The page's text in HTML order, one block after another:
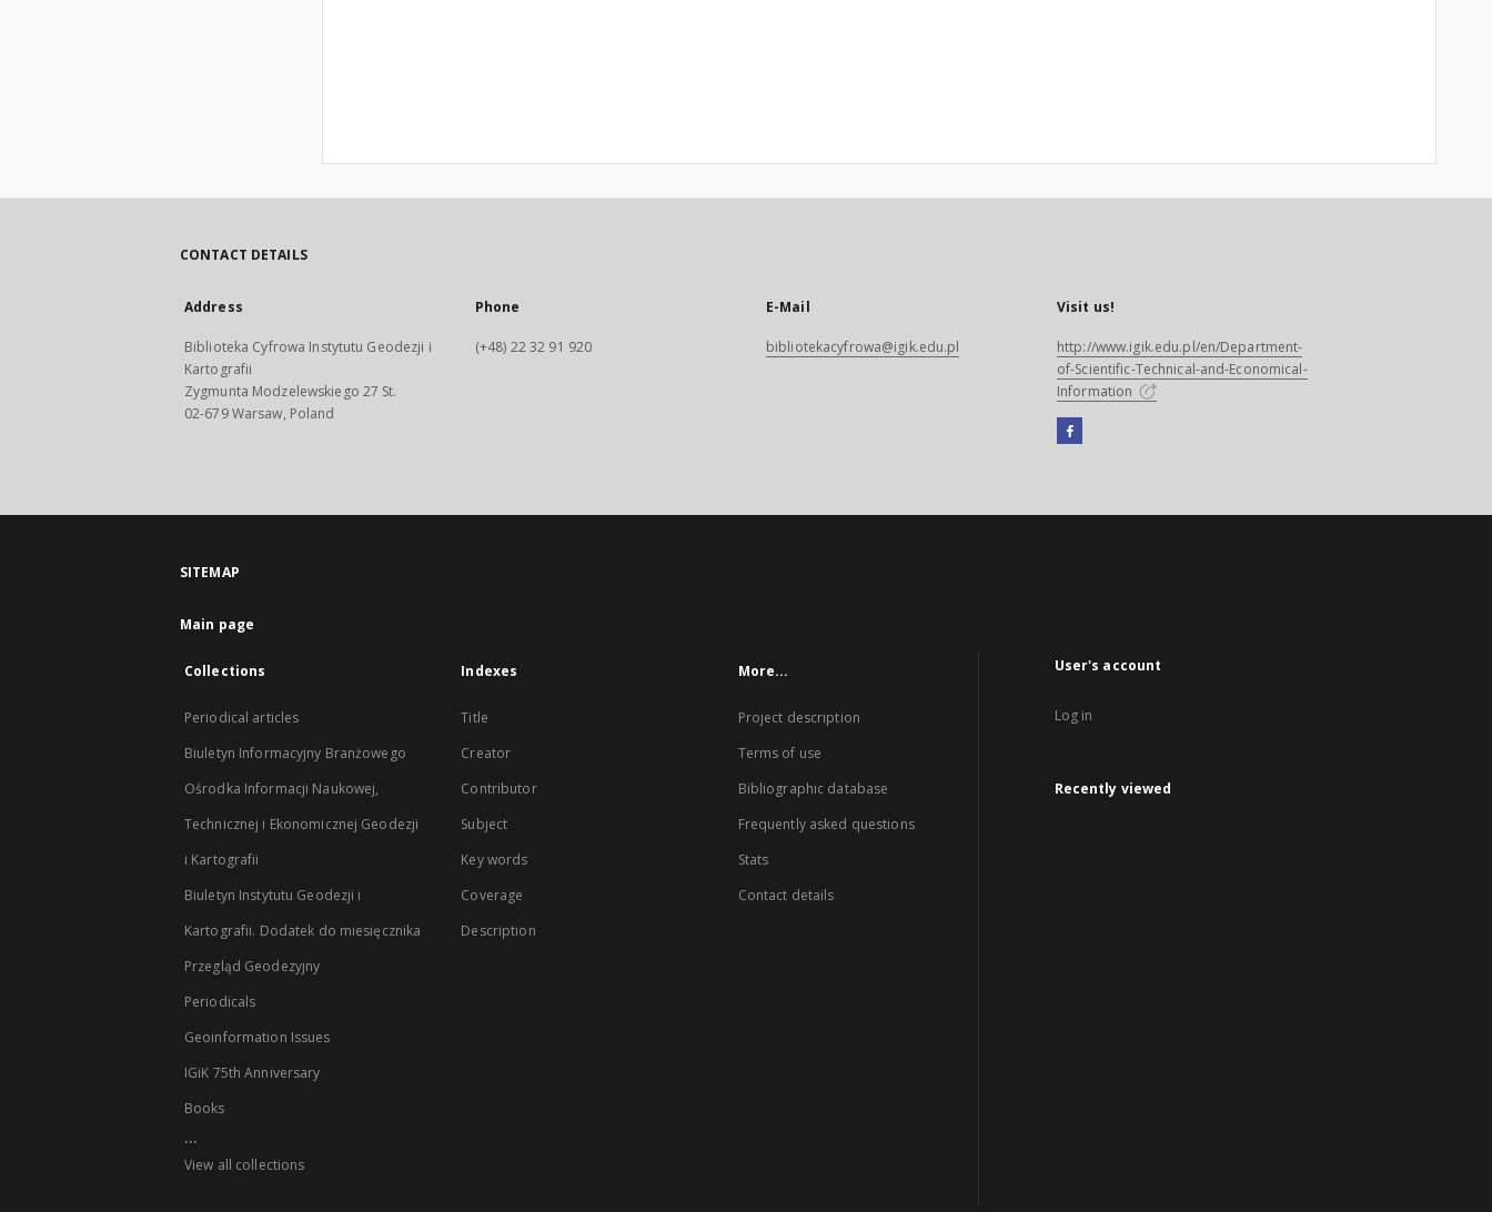
CONTACT DETAILS
Address
Biblioteka Cyfrowa Instytutu Geodezji i
Kartografii
Zygmunta Modzelewskiego 27 St.
02-679 Warsaw, Poland
Phone
(+48) 22 32 91 920
E-Mail
bibliotekacyfrowa@igik.edu.pl
Visit us!
http://www.igik.edu.pl/en/Department-
of-Scientific-Technical-and-Economical-
Information
Facebook
open
SITEMAP
Main page
Collections
Periodical articles
Biuletyn Informacyjny Branżowego
Ośrodka Informacji Naukowej,
Technicznej i Ekonomicznej Geodezji
i Kartografii
Biuletyn Instytutu Geodezji i
Kartografii. Dodatek do miesięcznika
Przegląd Geodezyjny
Periodicals
Geoinformation Issues
IGiK 75th Anniversary
Books
...
View all collections
Indexes
Title
Creator
Contributor
Subject
Key words
Coverage
Description
More...
Project description
Terms of use
Bibliographic database
Frequently asked questions
Stats
Contact details
User's account
Log in
Recently viewed